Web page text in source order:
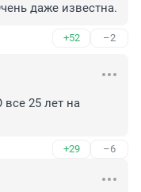
даже известна.
+52 –2
25 лет на
+29 –6